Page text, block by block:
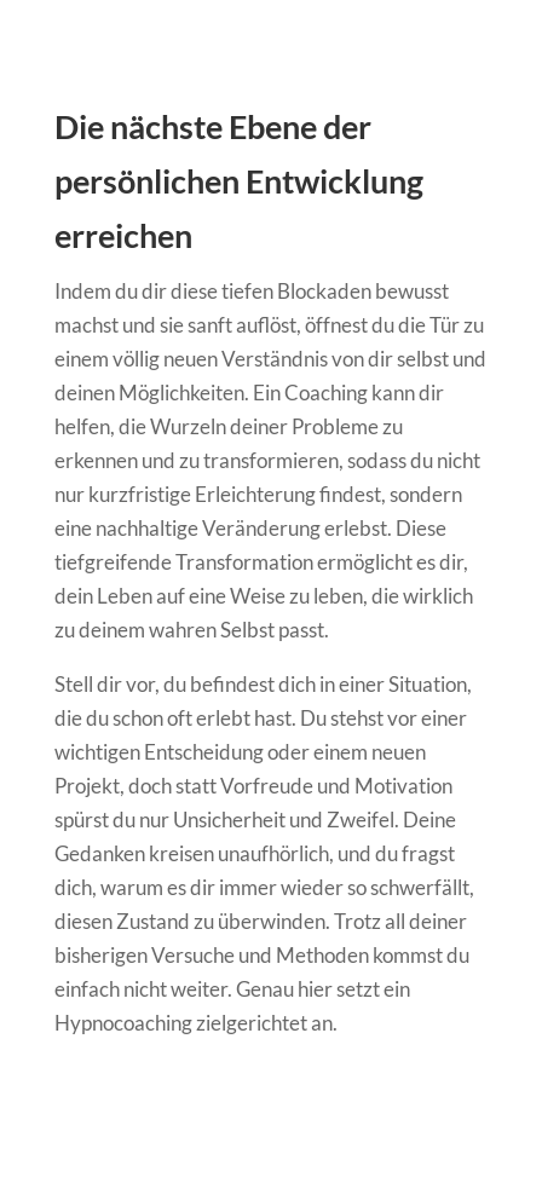
Die nächste Ebene der
persönlichen Entwicklung
erreichen
Indem du dir diese tiefen Blockaden bewusst
machst und sie sanft auflöst, öffnest du die Tür zu
einem völlig neuen Verständnis von dir selbst und
deinen Möglichkeiten. Ein Coaching kann dir
helfen, die Wurzeln deiner Probleme zu
erkennen und zu transformieren, sodass du nicht
nur kurzfristige Erleichterung findest, sondern
eine nachhaltige Veränderung erlebst. Diese
tiefgreifende Transformation ermöglicht es dir,
dein Leben auf eine Weise zu leben, die wirklich
zu deinem wahren Selbst passt.
Stell dir vor, du befindest dich in einer Situation,
die du schon oft erlebt hast. Du stehst vor einer
wichtigen Entscheidung oder einem neuen
Projekt, doch statt Vorfreude und Motivation
spürst du nur Unsicherheit und Zweifel. Deine
Gedanken kreisen unaufhörlich, und du fragst
dich, warum es dir immer wieder so schwerfällt,
diesen Zustand zu überwinden. Trotz all deiner
bisherigen Versuche und Methoden kommst du
einfach nicht weiter. Genau hier setzt ein
Hypnocoaching zielgerichtet an.